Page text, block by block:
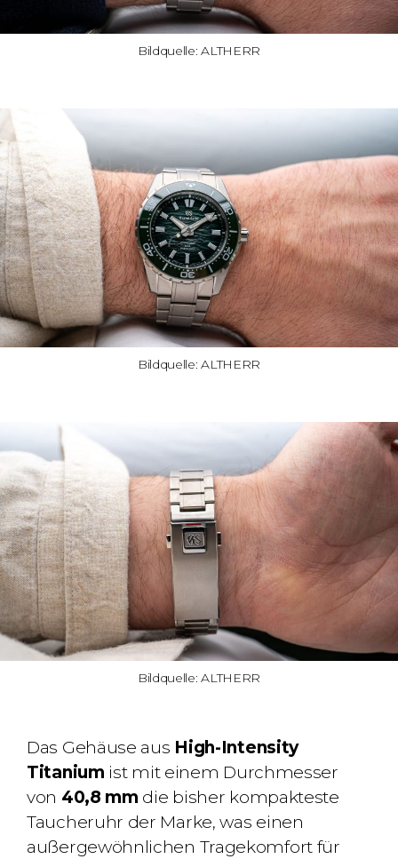
Bildquelle: ALTHERR
Bildquelle: ALTHERR
Bildquelle: ALTHERR
Das Gehäuse aus High-Intensity
Titanium ist mit einem Durchmesser
von 40,8 mm die bisher kompakteste
Taucheruhr der Marke, was einen
außergewöhnlichen Tragekomfort für